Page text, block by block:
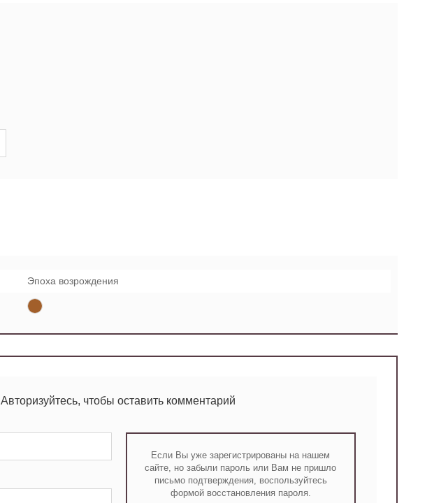
Эпоха возрождения
Авторизуйтесь, чтобы оставить комментарий
Если Вы уже зарегистрированы на нашем
сайте, но забыли пароль или Вам не пришло
письмо подтверждения, воспользуйтесь
формой восстановления пароля.